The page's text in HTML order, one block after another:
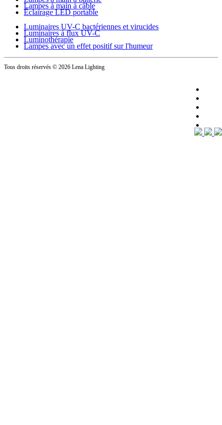
Lampes à main à câble
Éclairage LED portable
Luminaires UV-C bactériennes et virucides
Luminaires à flux UV-C
Luminothérapie
Lampes avec un effet positif sur l'humeur
Tous droits réservés © 2026 Lena Lighting